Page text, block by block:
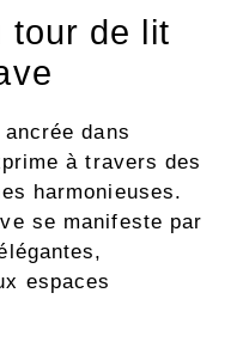
tour de lit
dans
à travers des
harmonieuses.
se manifeste par
espaces